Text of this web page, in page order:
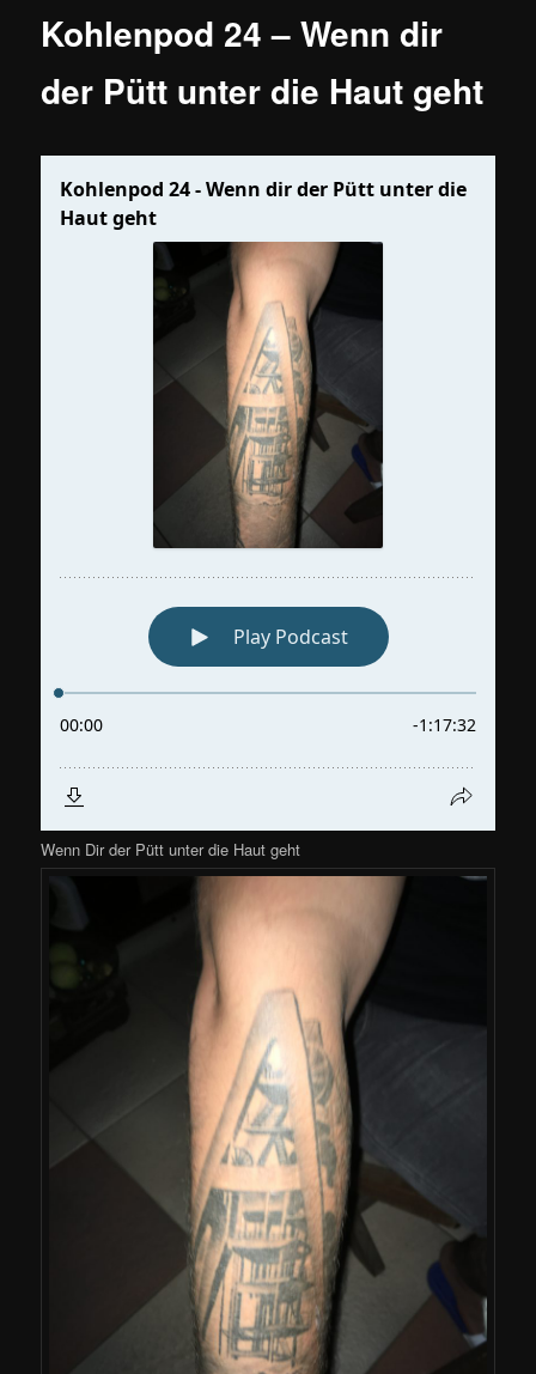
Kohlenpod 24 – Wenn dir
der Pütt unter die Haut geht
Wenn Dir der Pütt unter die Haut geht